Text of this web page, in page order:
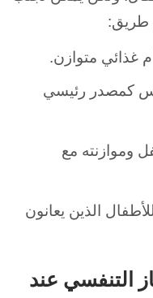
طريق:
غذائي متوازن.
كمصدر رئيسي
وموازنته مع
الذين يعانون
التنفسي عند